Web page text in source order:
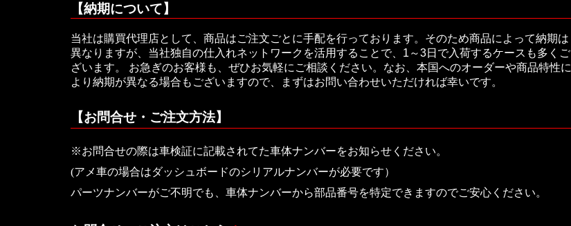
【納期について】
当社は購買代理店として、商品はご注文ごとに手配を行っております。そのため商品によって納期は
異なりますが、当社独自の仕入れネットワークを活用することで、1～3日で入荷するケースも多くご
ざいます。 お急ぎのお客様も、ぜひお気軽にご相談ください。なお、本国へのオーダーや商品特性に
より納期が異なる場合もございますので、まずはお問い合わせいただければ幸いです。
【お問合せ・ご注文方法】
※お問合せの際は車検証に記載されてた車体ナンバーをお知らせください。
(アメ車の場合はダッシュボードのシリアルナンバーが必要です）
パーツナンバーがご不明でも、車体ナンバーから部品番号を特定できますのでご安心ください。